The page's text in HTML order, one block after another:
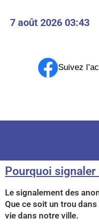
7 août 2026 03:43
Suivez
Pourquoi signaler
Le signalement des
Que ce soit un trou
vie dans notre ville.